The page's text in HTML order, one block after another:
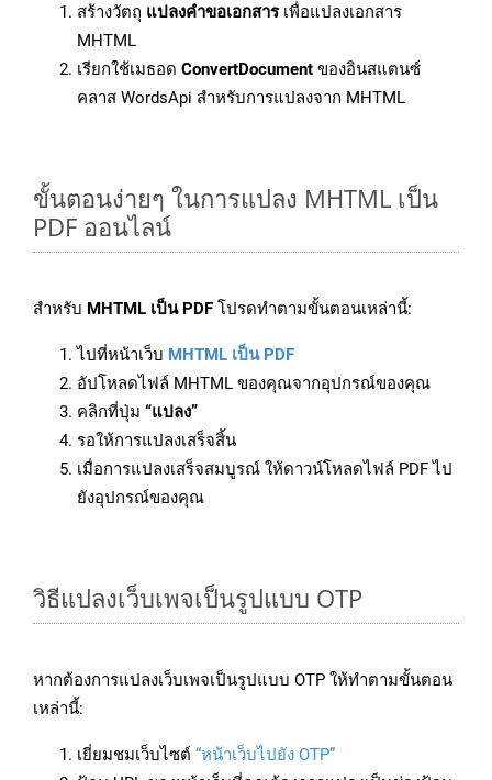
สร้างวัตถุ แปลงคำขอเอกสารเพื่อแปลงเอกสาร
MHTML
เรียกใช้เมธอด ConvertDocument ของอินสแตนซ์
คลาส WordsApi สำหรับการแปลงจาก MHTML
ขั้นตอนง่ายๆ ในการแปลง MHTML เป็น
PDF ออนไลน์
สำหรับ MHTML เป็น PDF โปรดทำตามขั้นตอนเหล่านี้:
ไปที่หน้าเว็บ MHTML เป็น PDF
อัปโหลดไฟล์ MHTML ของคุณจากอุปกรณ์ของคุณ
คลิกที่ปุ่ม “แปลง”
รอให้การแปลงเสร็จสิ้น
เมื่อการแปลงเสร็จสมบูรณ์ ให้ดาวน์โหลดไฟล์ PDF ไป
ยังอุปกรณ์ของคุณ
วิธีแปลงเว็บเพจเป็นรูปแบบ OTP
หากต้องการแปลงเว็บเพจเป็นรูปแบบ OTP ให้ทำตามขั้นตอน
เหล่านี้:
เยี่ยมชมเว็บไซต์ “หน้าเว็บไปยัง OTP”